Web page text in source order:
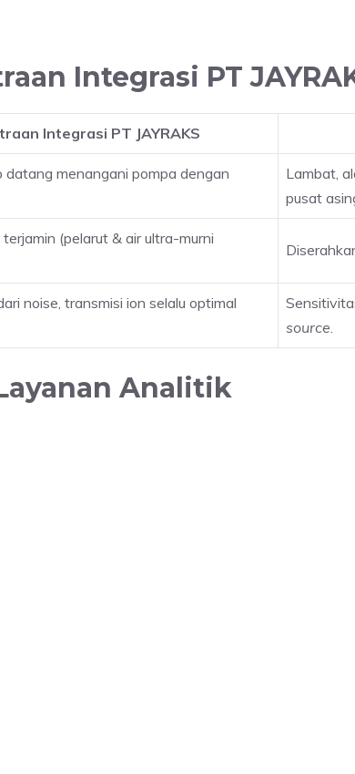
Integrasi PT
Integrasi PT JAYRAKS
datang menangani pompa dengan
Lambat,
pusat
(pelarut & air ultra-murni
noise, transmisi ion selalu optimal
source.
Analitik